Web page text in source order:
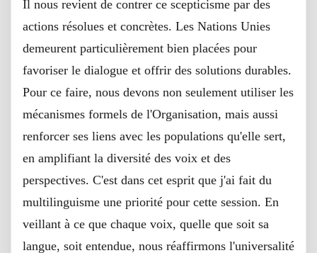
Il nous revient de contrer ce scepticisme par des
actions résolues et concrètes. Les Nations Unies
demeurent particulièrement bien placées pour
favoriser le dialogue et offrir des solutions durables.
Pour ce faire, nous devons non seulement utiliser les
mécanismes formels de l'Organisation, mais aussi
renforcer ses liens avec les populations qu'elle sert,
en amplifiant la diversité des voix et des
perspectives. C'est dans cet esprit que j'ai fait du
multilinguisme une priorité pour cette session. En
veillant à ce que chaque voix, quelle que soit sa
langue, soit entendue, nous réaffirmons l'universalité